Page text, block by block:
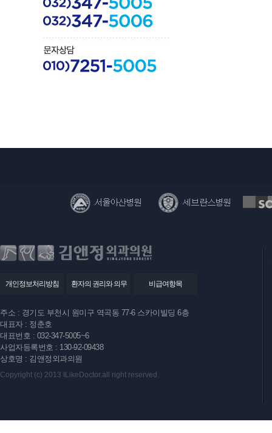
개인정보처리방침 환자의 권리와 의무 비급여항목
주소 : 경기도 부천시 원미구 역곡동 77-6 스카이빌딩 6층
대표자 : 정춘호
대표번호 : 032-347-5005~6
사업자등록번호 : 130-92-09438
상호명 : 김앤정외과의원
Copyright (c) 2013 ILikeDoctor.all right reserved.